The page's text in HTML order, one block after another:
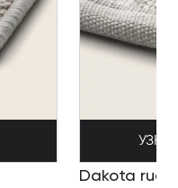
Dakota rug